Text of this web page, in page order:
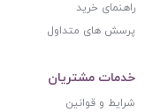
راهنمای خرید
پرسش های متداول
خدمات مشتریان
شرایط و قوانین